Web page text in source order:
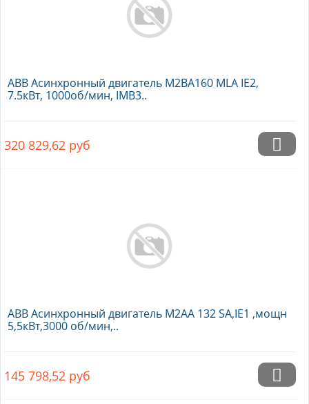
ABB Асинхронный двигатель M2BA160 MLA IE2,
7.5кВт, 1000об/мин, IMB3..
320 829,62 руб
ABB Асинхронный двигатель M2AA 132 SA,IE1 ,мощн
5,5кВт,3000 об/мин,..
145 798,52 руб